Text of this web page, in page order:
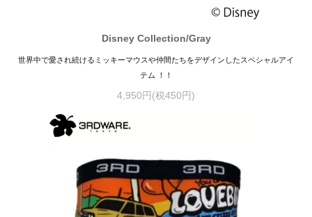
Disney Collection/Gray
世界中で愛され続けるミッキーマウスや仲間たちをデザインしたスペシャルアイ
テム ！！
4,950円(税450円)